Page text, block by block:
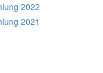
2022
2021